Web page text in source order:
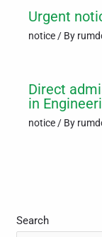
Urgent
notice / By
Direct
in
notice / By
Search